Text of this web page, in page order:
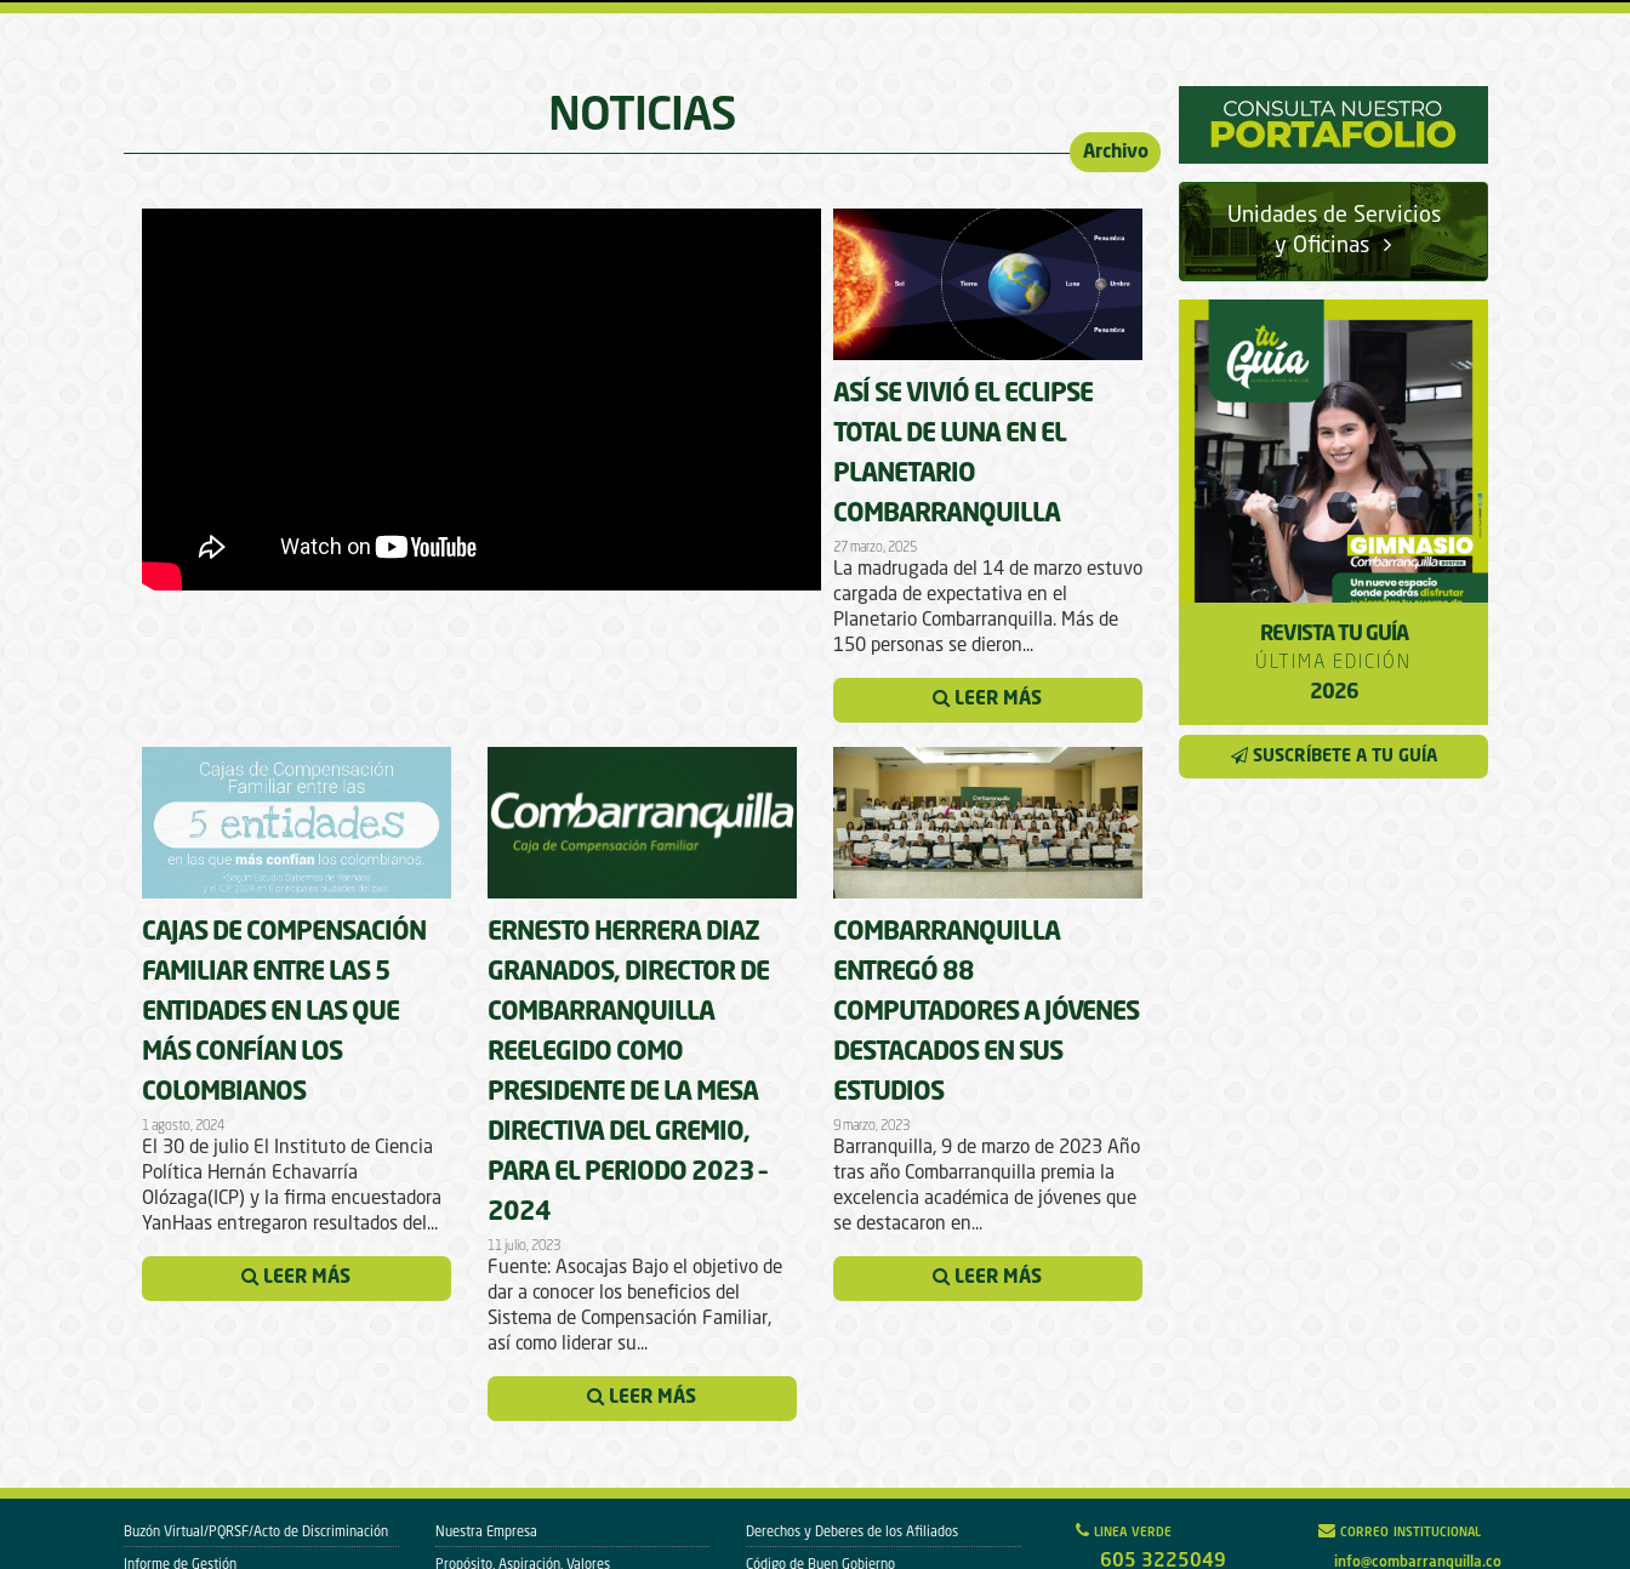
NOTICIAS
Archivo
ASÍ SE VIVIÓ EL ECLIPSE
TOTAL DE LUNA EN EL
PLANETARIO
COMBARRANQUILLA
27 marzo, 2025
La madrugada del 14 de marzo estuvo
cargada de expectativa en el
Planetario Combarranquilla. Más de
150 personas se dieron...
LEER MÁS
CAJAS DE COMPENSACIÓN
FAMILIAR ENTRE LAS 5
ENTIDADES EN LAS QUE
MÁS CONFÍAN LOS
COLOMBIANOS
1 agosto, 2024
El 30 de julio El Instituto de Ciencia
Política Hernán Echavarría
Olózaga(ICP) y la firma encuestadora
YanHaas entregaron resultados del...
LEER MÁS
ERNESTO HERRERA DIAZ
GRANADOS, DIRECTOR DE
COMBARRANQUILLA
REELEGIDO COMO
PRESIDENTE DE LA MESA
DIRECTIVA DEL GREMIO,
PARA EL PERIODO 2023 –
2024
11 julio, 2023
Fuente: Asocajas Bajo el objetivo de
dar a conocer los beneficios del
Sistema de Compensación Familiar,
así como liderar su...
LEER MÁS
COMBARRANQUILLA
ENTREGÓ 88
COMPUTADORES A JÓVENES
DESTACADOS EN SUS
ESTUDIOS
9 marzo, 2023
Barranquilla, 9 de marzo de 2023 Año
tras año Combarranquilla premia la
excelencia académica de jóvenes que
se destacaron en...
LEER MÁS
Unidades de Servicios
y Oficinas
REVISTA TU GUÍA
ÚLTIMA EDICIÓN
2026
SUSCRÍBETE A TU GUÍA
Buzón Virtual/PQRSF/Acto de Discriminación
Informe de Gestión
Nuestra Empresa
Propósito, Aspiración, Valores
Derechos y Deberes de los Afiliados
Código de Buen Gobierno
linea verde
605 3225049
correo institucional
info@combarranquilla.co